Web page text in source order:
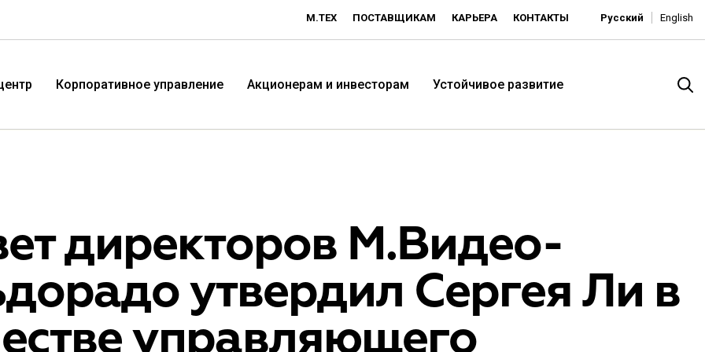
М.ТЕХ ПОСТАВЩИКАМ КАРЬЕРА КОНТАКТЫ Русский English
Технологичная розничная
компания «М.Видео»
Территория низких цен -
«Эльдорадо»
Корпоративное управление Акционерам и инвесторам Устойчивое развитие
директоров М.Видео-
утвердил Сергея Ли в
управляющего